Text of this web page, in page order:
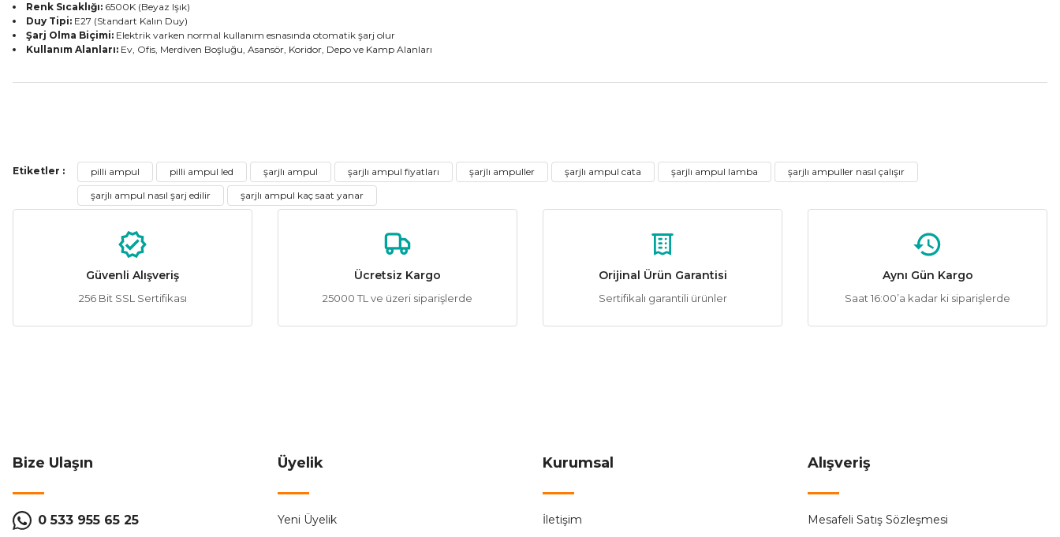
Renk Sıcaklığı: 6500K (Beyaz Işık)
Duy Tipi: E27 (Standart Kalın Duy)
Şarj Olma Biçimi: Elektrik varken normal kullanım esnasında otomatik şarj olur
Kullanım Alanları: Ev, Ofis, Merdiven Boşluğu, Asansör, Koridor, Depo ve Kamp Alanları
Ürün resmi kalitesiz, bozuk veya görüntülenemiyor.
Ürün açıklamasında eksik bilgiler bulunuyor.
Ürün fiyatı diğer sitelerden daha pahalı.
Bu ürüne benzer farklı alternatifler olmalı.
Etiketler : pilli ampul pilli ampul led şarjlı ampul şarjlı ampul fiyatları şarjlı ampuller şarjlı ampul cata şarjlı ampul lamba
şarjlı ampuller nasıl çalışır
şarjlı ampul nasıl şarj edilir
şarjlı ampul kaç saat yanar
Güvenli Alışveriş
256 Bit SSL Sertifikası
Ücretsiz Kargo
25000 TL ve üzeri siparişlerde
Orijinal Ürün Garantisi
Sertifikalı garantili ürünler
Aynı Gün Kargo
Saat 16:00’a kadar ki siparişlerde
Bize Ulaşın
0 533 955 65 25
Üyelik
Yeni Üyelik
Kurumsal
İletişim
Alışveriş
Mesafeli Satış Sözleşmesi